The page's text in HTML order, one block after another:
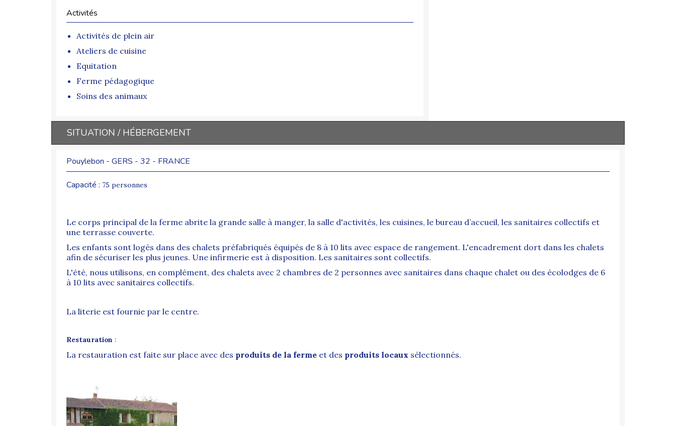
Activités
Activités de plein air
Ateliers de cuisine
Equitation
Ferme pédagogique
Soins des animaux
SITUATION / HÉBERGEMENT
Pouylebon - GERS - 32 - FRANCE
Capacité : 75 personnes
Le corps principal de la ferme abrite la grande salle à manger, la salle d'activités, les cuisines, le bureau d’accueil, les sanitaires collectifs et
une terrasse couverte.
Les enfants sont logés dans des chalets préfabriqués équipés de 8 à 10 lits avec espace de rangement. L'encadrement dort dans les chalets
afin de sécuriser les plus jeunes. Une infirmerie est à disposition. Les sanitaires sont collectifs.
L'été, nous utilisons, en complément, des chalets avec 2 chambres de 2 personnes avec sanitaires dans chaque chalet ou des écolodges de 6
à 10 lits avec sanitaires collectifs.
La literie est fournie par le centre.
Restauration :
La restauration est faite sur place avec des produits de la ferme et des produits locaux sélectionnés.